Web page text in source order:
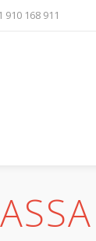
910 168 911